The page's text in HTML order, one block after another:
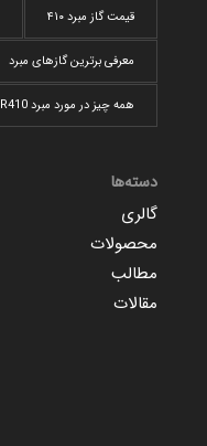
قیمت گاز مبرد ۴۱۰
معرفی برترین گازهای مبرد
همه چیز در مورد مبرد R410
دسته‌ها
گالری
محصولات
مطالب
مقالات